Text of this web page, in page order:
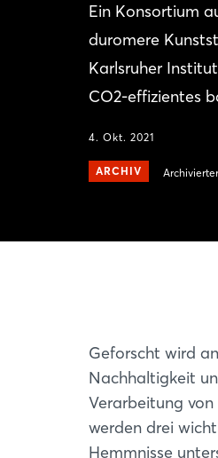
Ein Konsortium
duromere
Karlsruher
CO2-effizientes
4. Okt. 2021
ARCHIV
Geforscht wird
Nachhaltigkeit
Verarbeitung
werden drei
Hemmnisse